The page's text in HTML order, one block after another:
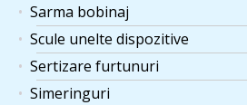
Sarma bobinaj
Scule unelte dispozitive
Sertizare furtunuri
Simeringuri